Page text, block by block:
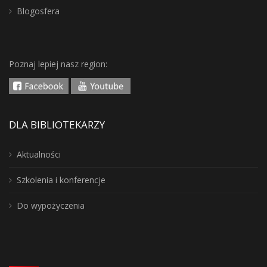
Blogosfera
Poznaj lepiej nasz region:
DLA BIBLIOTEKARZY
Aktualności
Szkolenia i konferencje
Do wypożyczenia